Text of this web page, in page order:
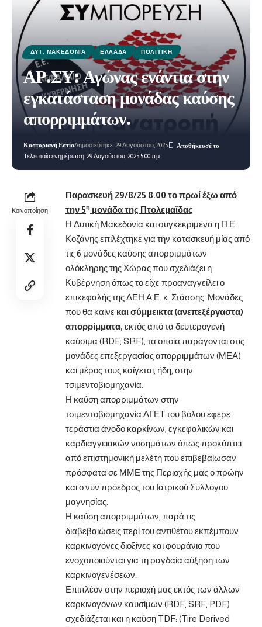
ΔΥΤ. ΜΑΚΕΔΟΝΊΑ ΕΛΛΆΔΑ ΠΟΛΙΤΙΚΉ
ΑΡ.ΣΥ: Αγώνας ενάντια στην
εγκατάσταση μονάδας καύσης
απορριμμάτων.
Τελευταία ενημέρωση: 29 Αυγούστου, 2025 5:00 πμ
Καστοριανή ΕστίαΔημοσιεύτηκε: 29 Αυγούστου, 2025
Κοινοποίηση
Παρασκευή 29/8/25 8.00 το πρωί έξω από
την 5η μονάδα της Πτολεμαΐδας
Η Δυτική Μακεδονία και συγκεκριμένα η Π.Ε
Κοζάνης επιλέχτηκε για την κατασκευή μίας από
τις 6 μονάδες καύσης απορριμμάτων
ολόκληρης της Χώρας που σχεδιάζει η
Κυβέρνηση όπως το είχε προαναγγείλει ο
επικεφαλής της ΔΕΗ Α.Ε. κ. Στάσσης. Μονάδες
που θα καίνε και σύμμεικτα (ανεπεξέργαστα)
απορρίμματα, εκτός από τα δευτερογενή
καύσιμα (RDF, SRF), τα οποία παράγονται στις
μονάδες επεξεργασίας απορριμμάτων (ΜΕΑ)
και μέρος τους καίγεται, ήδη, στην
τσιμεντοβιομηχανία.
Η καύση απορριμμάτων στην
τσιμεντοβιομηχανία ΑΓΕΤ του βόλου έφερε
τεράστια άνοδο καρκίνων, εγκεφαλικών και
καρδιαγγειακών νοσημάτων όπως προκύπτει
από επιστημονική μελέτη που επιβεβαίωσαν
πρόσφατα σε ΜΜΕ της Περιοχής μας ο πρώην
και ο νυν πρόεδρος του Ιατρικού Συλλόγου
μαγνησίας.
Η καύση απορριμμάτων, παρά τις
διαβεβαιώσεις περί του αντιθέτου εκπέμπουν
καρκινογόνες διοξίνες και φουράνια που
ενοχοποιούνται για τη ραγδαία αύξηση των
καρκινογενέσεων.
Επιπλέον στην περιοχή μας εκτός των άλλων
καρκινογόνων καυσίμων (RDF, SRF, PDF)
σχεδιάζεται και η καύση TDF: (Tire Derived